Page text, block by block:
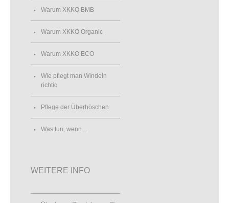
Warum XKKO BMB
Warum XKKO Organic
Warum XKKO ECO
Wie pflegt man Windeln
richtiq
Pflege der Überhöschen
Was tun, wenn…
WEITERE INFO